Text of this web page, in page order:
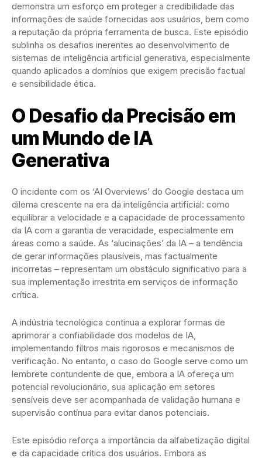
demonstra um esforço em proteger a credibilidade das
informações de saúde fornecidas aos usuários, bem como
a reputação da própria ferramenta de busca. Este episódio
sublinha os desafios inerentes ao desenvolvimento de
sistemas de inteligência artificial generativa, especialmente
quando aplicados a domínios que exigem precisão factual
e sensibilidade ética.
O Desafio da Precisão em
um Mundo de IA
Generativa
O incidente com os ‘AI Overviews’ do Google destaca um
dilema crescente na era da inteligência artificial: como
equilibrar a velocidade e a capacidade de processamento
da IA com a garantia de veracidade, especialmente em
áreas como a saúde. As ‘alucinações’ da IA – a tendência
de gerar informações plausíveis, mas factualmente
incorretas – representam um obstáculo significativo para a
sua implementação irrestrita em serviços de informação
crítica.
A indústria tecnológica continua a explorar formas de
aprimorar a confiabilidade dos modelos de IA,
implementando filtros mais rigorosos e mecanismos de
verificação. No entanto, o caso do Google serve como um
lembrete contundente de que, embora a IA ofereça um
potencial revolucionário, sua aplicação em setores
sensíveis deve ser acompanhada de validação humana e
supervisão contínua para evitar danos potenciais.
Este episódio reforça a importância da alfabetização digital
e da capacidade crítica dos usuários. Embora as